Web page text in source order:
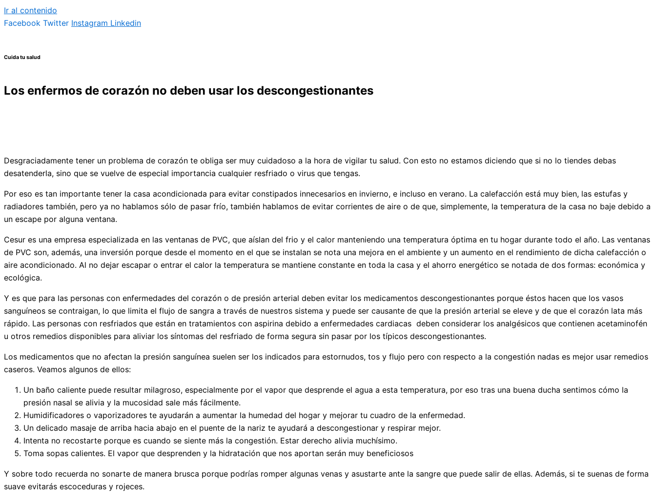
Ir al contenido
Facebook Twitter Instagram Linkedin
Cuida tu salud
Los enfermos de corazón no deben usar los descongestionantes
Desgraciadamente tener un problema de corazón te obliga ser muy cuidadoso a la hora de vigilar tu salud. Con esto no estamos diciendo que si no lo tiendes debas
desatenderla, sino que se vuelve de especial importancia cualquier resfriado o virus que tengas.
Por eso es tan importante tener la casa acondicionada para evitar constipados innecesarios en invierno, e incluso en verano. La calefacción está muy bien, las estufas y
radiadores también, pero ya no hablamos sólo de pasar frío, también hablamos de evitar corrientes de aire o de que, simplemente, la temperatura de la casa no baje debido a
un escape por alguna ventana.
Cesur es una empresa especializada en las ventanas de PVC, que aíslan del frio y el calor manteniendo una temperatura óptima en tu hogar durante todo el año. Las ventanas
de PVC son, además, una inversión porque desde el momento en el que se instalan se nota una mejora en el ambiente y un aumento en el rendimiento de dicha calefacción o
aire acondicionado. Al no dejar escapar o entrar el calor la temperatura se mantiene constante en toda la casa y el ahorro energético se notada de dos formas: económica y
ecológica.
Y es que para las personas con enfermedades del corazón o de presión arterial deben evitar los medicamentos descongestionantes porque éstos hacen que los vasos
sanguíneos se contraigan, lo que limita el flujo de sangra a través de nuestros sistema y puede ser causante de que la presión arterial se eleve y de que el corazón lata más
rápido. Las personas con resfriados que están en tratamientos con aspirina debido a enfermedades cardiacas deben considerar los analgésicos que contienen acetaminofén
u otros remedios disponibles para aliviar los síntomas del resfriado de forma segura sin pasar por los típicos descongestionantes.
Los medicamentos que no afectan la presión sanguínea suelen ser los indicados para estornudos, tos y flujo pero con respecto a la congestión nadas es mejor usar remedios
caseros. Veamos algunos de ellos:
Un baño caliente puede resultar milagroso, especialmente por el vapor que desprende el agua a esta temperatura, por eso tras una buena ducha sentimos cómo la
presión nasal se alivia y la mucosidad sale más fácilmente.
Humidificadores o vaporizadores te ayudarán a aumentar la humedad del hogar y mejorar tu cuadro de la enfermedad.
Un delicado masaje de arriba hacia abajo en el puente de la nariz te ayudará a descongestionar y respirar mejor.
Intenta no recostarte porque es cuando se siente más la congestión. Estar derecho alivia muchísimo.
Toma sopas calientes. El vapor que desprenden y la hidratación que nos aportan serán muy beneficiosos
Y sobre todo recuerda no sonarte de manera brusca porque podrías romper algunas venas y asustarte ante la sangre que puede salir de ellas. Además, si te suenas de forma
suave evitarás escoceduras y rojeces.